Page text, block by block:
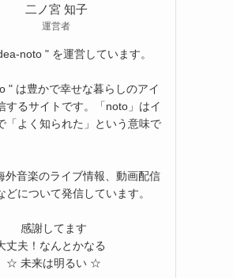
二ノ宮 知子
運営者
noto " を運営しています。
" は豊かで幸せな暮らしのアイ
するサイトです。「noto」はイ
「よく知られた」という意味で
外音楽のライブ情報、動画配信
どについて発信しています。
てます
なんとかなる
は明るい ☆